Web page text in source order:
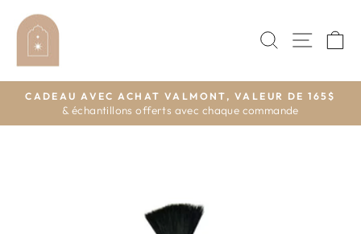
contenu
Diaporama
CADEAU AVEC ACHAT VALMONT, VALEUR DE 165$
& échantillons offerts avec chaque commande